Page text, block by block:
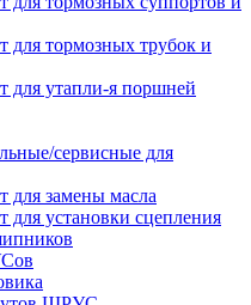
для тормозных трубок и
для утапли-я поршней
сервисные для
для замены масла
для установки сцепления